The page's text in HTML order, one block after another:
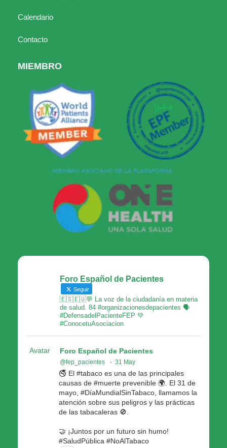
Calendario
Contacto
MIEMBRO
Foro Español de Pacientes
Seguir
🇪🇸🇪🇺💬 La voz de la ciudadanía en materia
de salud. 84 #organizacionesdepacientes 🗣
#DefensadelPacienteFEP 💚
#ConocetuAsociacion
Avatar Foro Español de Pacientes
@fep_pacientes · 31 May
🚭 El #tabaco es una de las principales
causas de #muerte prevenible 🌍. El 31 de
mayo, #DíaMundialSinTabaco, llamamos la
atención sobre sus peligros y las prácticas
de las tabacaleras 🚫.
🤝 ¡Juntos por un futuro sin humo!
#SaludPública #NoAlTabaco